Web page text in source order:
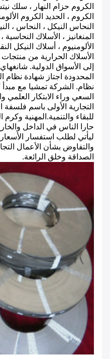
الكروم حزام النهار ، سلك
الكروم ، الحديد الكروم
النحاس النيكل ، النحاس ،
المنغانيز ، الأسلاك
الألومنيوم ، أسلاك النيكل
الأسلاك الحرارية من منتجات
إلى الأسواق الدولية.
المحدودة اجتاز شهادة نظام
نظام. الشركة تمشيا مع مبدأ
السعي وراء الابتكار العلمي
التجارية الأولى باسم
للبقاء والتنمية.المهنية
حارا الناس في الداخل
ليأتي لطلب استفسار
والتفاوض بشأن الأعمال
الصداقة وخلق الرائعة.